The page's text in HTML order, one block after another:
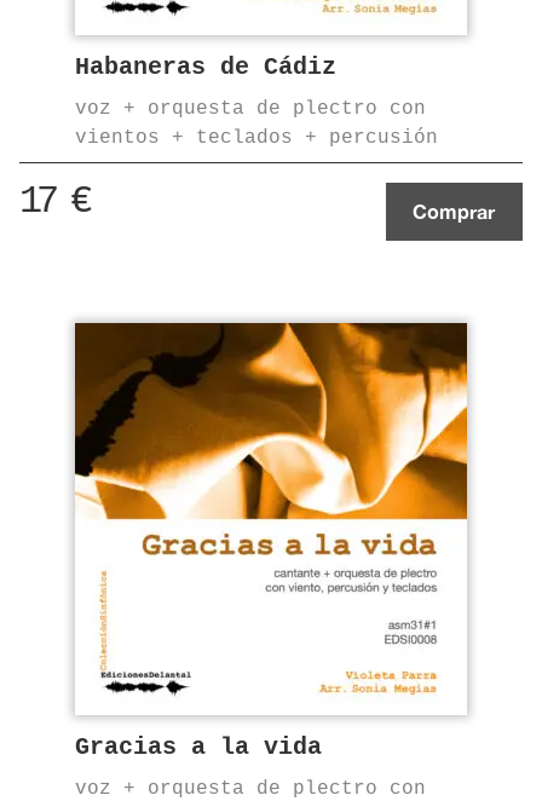
Habaneras de Cádiz
voz + orquesta de plectro con
vientos + teclados + percusión
17 € Comprar
Gracias a la vida
voz + orquesta de plectro con